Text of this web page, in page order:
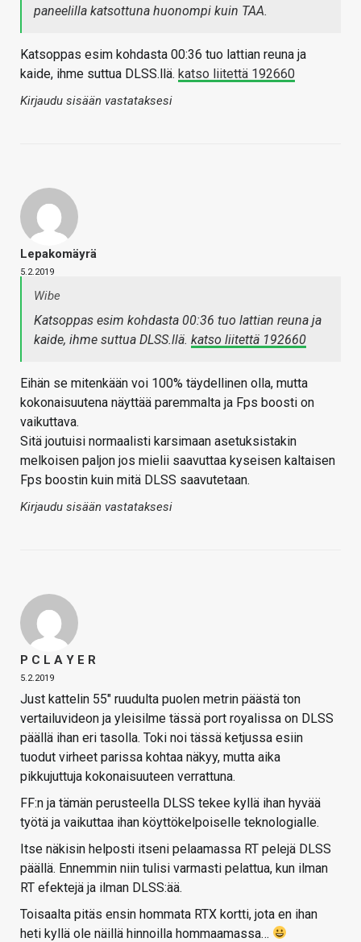
paneelilla katsottuna huonompi kuin TAA.
Katsoppas esim kohdasta 00:36 tuo lattian reuna ja
kaide, ihme suttua DLSS.llä. katso liitettä 192660
Kirjaudu sisään vastataksesi
Lepakomäyrä
5.2.2019
Wibe
Katsoppas esim kohdasta 00:36 tuo lattian reuna ja
kaide, ihme suttua DLSS.llä. katso liitettä 192660
Eihän se mitenkään voi 100% täydellinen olla, mutta
kokonaisuutena näyttää paremmalta ja Fps boosti on
vaikuttava.
Sitä joutuisi normaalisti karsimaan asetuksistakin
melkoisen paljon jos mielii saavuttaa kyseisen kaltaisen
Fps boostin kuin mitä DLSS saavutetaan.
Kirjaudu sisään vastataksesi
P C L A Y E R
5.2.2019
Just kattelin 55" ruudulta puolen metrin päästä ton
vertailuvideon ja yleisilme tässä port royalissa on DLSS
päällä ihan eri tasolla. Toki noi tässä ketjussa esiin
tuodut virheet parissa kohtaa näkyy, mutta aika
pikkujuttuja kokonaisuuteen verrattuna.
FF:n ja tämän perusteella DLSS tekee kyllä ihan hyvää
työtä ja vaikuttaa ihan köyttökelpoiselle teknologialle.
Itse näkisin helposti itseni pelaamassa RT pelejä DLSS
päällä. Ennemmin niin tulisi varmasti pelattua, kun ilman
RT efektejä ja ilman DLSS:ää.
Toisaalta pitäs ensin hommata RTX kortti, jota en ihan
heti kyllä ole näillä hinnoilla hommaamassa…